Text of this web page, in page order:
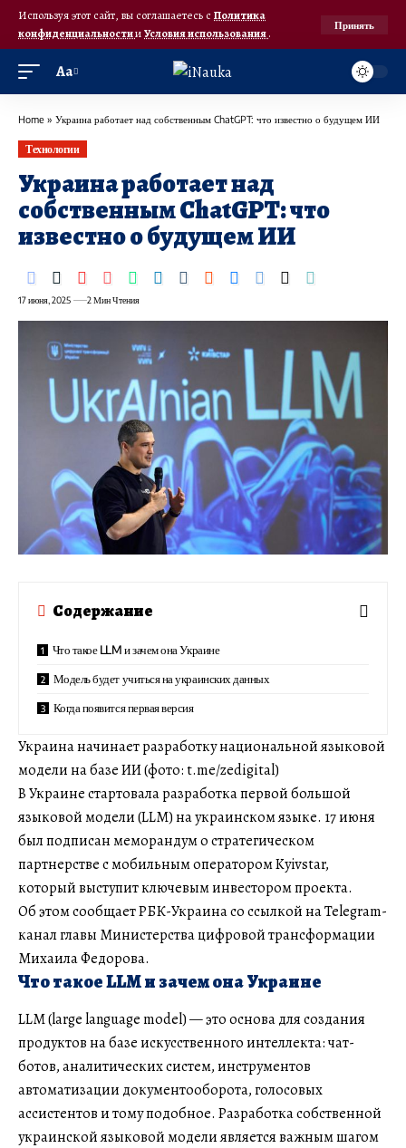
Используя этот сайт, вы соглашаетесь с Политика
конфиденциальностииУсловия использования.
Принять
Аа
Home » Украина работает над собственным ChatGPT: что известно о будущем ИИ
Технологии
Украина работает над
собственным ChatGPT: что
известно о будущем ИИ
17 июня, 2025 2 Мин Чтения
Содержание
Что такое LLM и зачем она Украине
Модель будет учиться на украинских данных
Когда появится первая версия
Украина начинает разработку национальной языковой
модели на базе ИИ (фото: t.me/zedigital)
В Украине стартовала разработка первой большой
языковой модели (LLM) на украинском языке. 17 июня
был подписан меморандум о стратегическом
партнерстве с мобильным оператором Kyivstar,
который выступит ключевым инвестором проекта.
Об этом сообщает РБК-Украина со ссылкой на Telegram-
канал главы Министерства цифровой трансформации
Михаила Федорова.
Что такое LLM и зачем она Украине
LLM (large language model) — это основа для создания
продуктов на базе искусственного интеллекта: чат-
ботов, аналитических систем, инструментов
автоматизации документооборота, голосовых
ассистентов и тому подобное. Разработка собственной
украинской языковой модели является важным шагом